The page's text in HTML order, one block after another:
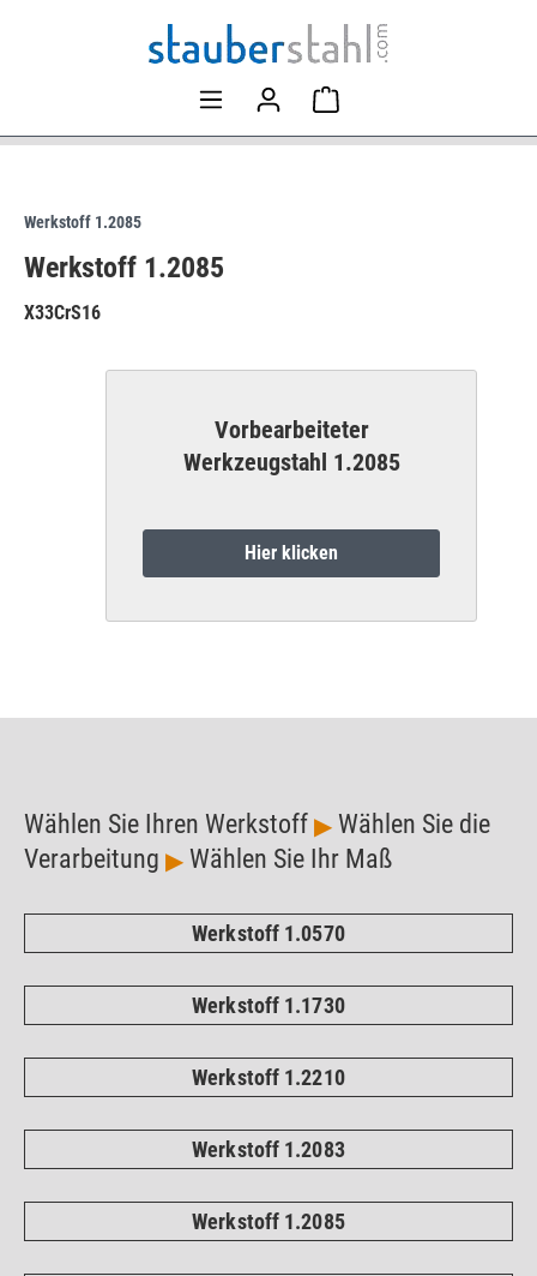
Wählen Sie Ihren Werkstoff ▶ Wählen Sie die
Verarbeitung ▶ Wählen Sie Ihr Maß
Werkstoff 1.0570
Werkstoff 1.1730
Werkstoff 1.2210
Werkstoff 1.2083
Werkstoff 1.2085
Werkstoff 1.2085
Werkstoff 1.2085
X33CrS16
Vorbearbeiteter
Werkzeugstahl 1.2085
Hier klicken